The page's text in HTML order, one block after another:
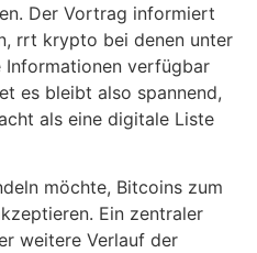
Der Vortrag informiert
rrt krypto bei denen unter
Informationen verfügbar
es bleibt also spannend,
als eine digitale Liste
möchte, Bitcoins zum
Ein zentraler
weitere Verlauf der